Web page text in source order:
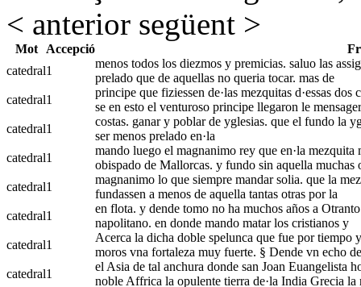
< anterior següent >
Mot Accepció
catedral1
menos todos los diezmos y premicias. saluo las
prelado que de aquellas no queria tocar. mas de
catedral1
principe que fiziessen de·las mezquitas d·essas
se en esto el venturoso principe llegaron le
catedral1
costas. ganar y poblar de yglesias. que el fundo la
ser menos prelado en·la
catedral1
mando luego el magnanimo rey que en·la
obispado de Mallorcas. y fundo sin aquella muchas
catedral1
magnanimo lo que siempre mandar solia. que la
fundassen a menos de aquella tantas otras por la
catedral1
en flota. y dende tomo no ha muchos años a
napolitano. en donde mando matar los cristianos y
catedral1
Acerca la dicha doble spelunca que fue por tiempo
moros vna fortaleza muy fuerte. § Dende vn echo de
catedral1
el Asia de tal anchura donde san Joan Euangelista
noble Affrica la opulente tierra de·la India Grecia la